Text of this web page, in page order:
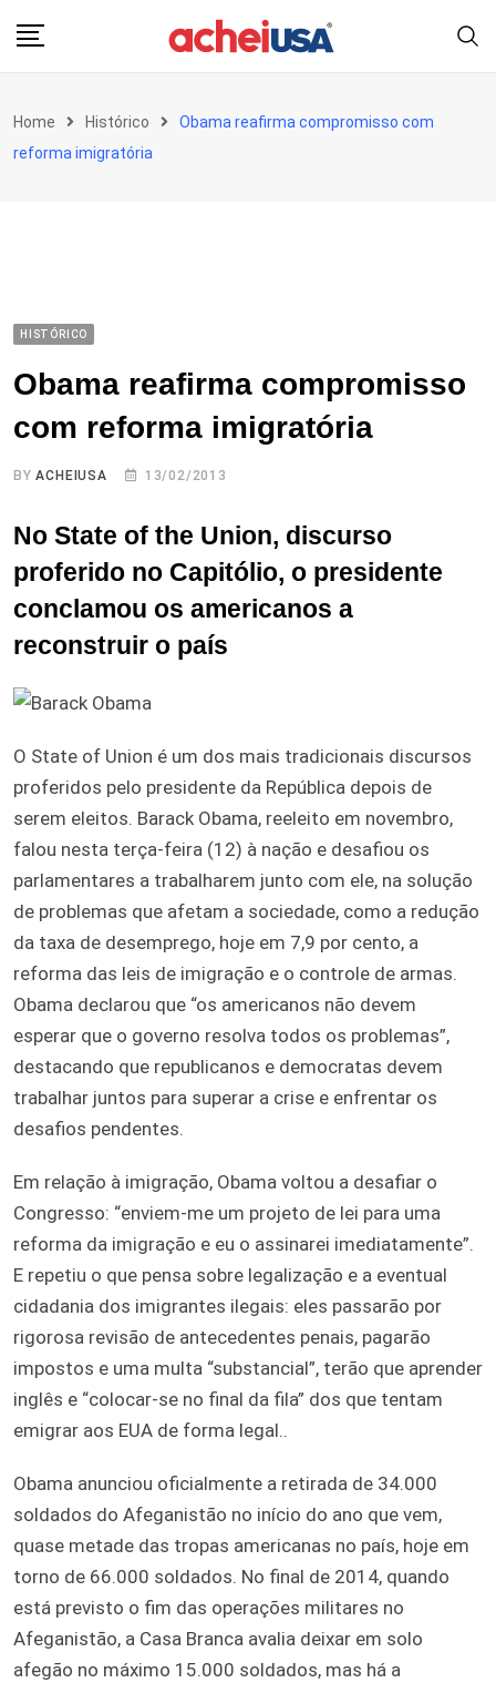
Home Histórico
Obama reafirma compromisso com
reforma imigratória
HISTÓRICO
Obama reafirma compromisso
com reforma imigratória
BYACHEIUSA 13/02/2013
No State of the Union, discurso
proferido no Capitólio, o presidente
conclamou os americanos a
reconstruir o país
O State of Union é um dos mais tradicionais discursos
proferidos pelo presidente da República depois de
serem eleitos. Barack Obama, reeleito em novembro,
falou nesta terça-feira (12) à nação e desafiou os
parlamentares a trabalharem junto com ele, na solução
de problemas que afetam a sociedade, como a redução
da taxa de desemprego, hoje em 7,9 por cento, a
reforma das leis de imigração e o controle de armas.
Obama declarou que “os americanos não devem
esperar que o governo resolva todos os problemas”,
destacando que republicanos e democratas devem
trabalhar juntos para superar a crise e enfrentar os
desafios pendentes.
Em relação à imigração, Obama voltou a desafiar o
Congresso: “enviem-me um projeto de lei para uma
reforma da imigração e eu o assinarei imediatamente”.
E repetiu o que pensa sobre legalização e a eventual
cidadania dos imigrantes ilegais: eles passarão por
rigorosa revisão de antecedentes penais, pagarão
impostos e uma multa “substancial”, terão que aprender
inglês e “colocar-se no final da fila” dos que tentam
emigrar aos EUA de forma legal..
Obama anunciou oficialmente a retirada de 34.000
soldados do Afeganistão no início do ano que vem,
quase metade das tropas americanas no país, hoje em
torno de 66.000 soldados. No final de 2014, quando
está previsto o fim das operações militares no
Afeganistão, a Casa Branca avalia deixar em solo
afegão no máximo 15.000 soldados, mas há a